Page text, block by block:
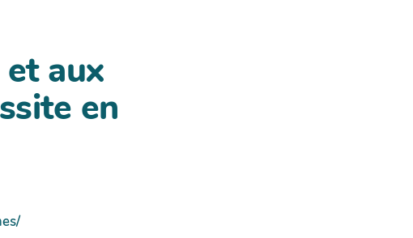
aux
en